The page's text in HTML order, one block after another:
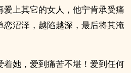
上其它的女人，他宁肯承受痛
沼泽，越陷越深，最后将其淹
着她，爱到痛苦不堪！爱到任何